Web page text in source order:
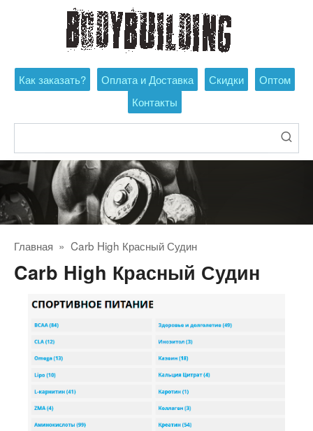
Как заказать? Оплата и Доставка Скидки
Оптом
Контакты
Главная » Carb High Красный Судин
Carb High Красный Судин